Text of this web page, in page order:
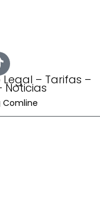
Legal – Tarifas –
Noticias
Comline